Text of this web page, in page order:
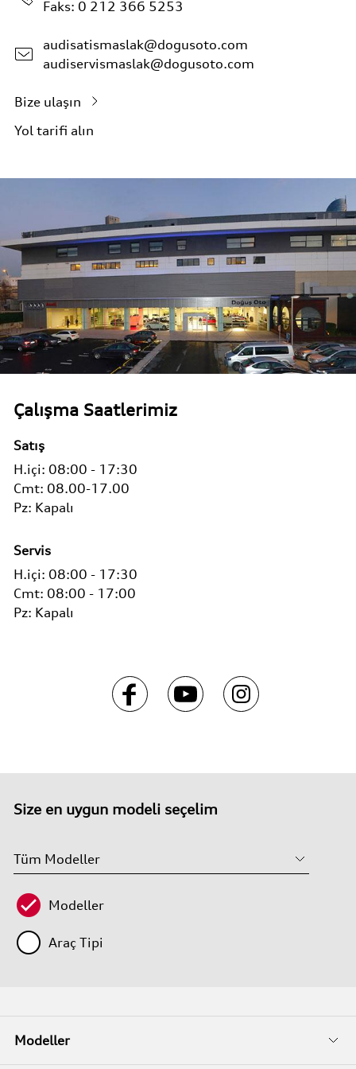
Faks: 0 212 366 5253
audisatismaslak@dogusoto.com
audiservismaslak@dogusoto.com
Bize ulaşın
Yol tarifi alın
Çalışma Saatlerimiz
Satış
H.içi: 08:00 - 17:30
Cmt: 08.00-17.00
Pz: Kapalı
Servis
H.içi: 08:00 - 17:30
Cmt: 08:00 - 17:00
Pz: Kapalı
Size en uygun modeli seçelim
Modeller
Araç Tipi
Modeller